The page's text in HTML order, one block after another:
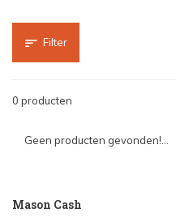
Filter
0 producten
Geen producten gevonden!...
Mason Cash